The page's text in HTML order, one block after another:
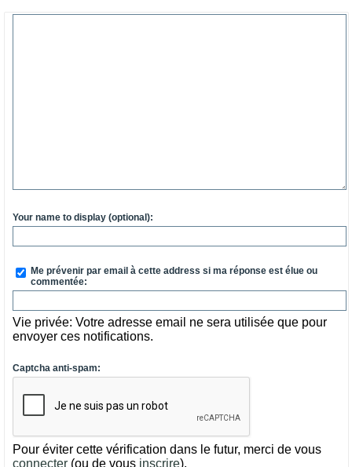
Your name to display (optional):
Me prévenir par email à cette address si ma réponse est élue ou
commentée:
Vie privée: Votre adresse email ne sera utilisée que pour
envoyer ces notifications.
Captcha anti-spam:
Pour éviter cette vérification dans le futur, merci de vous
connecter(ou de vous inscrire).